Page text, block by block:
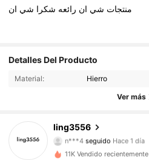
منتجات شي ان رائعه شكرا شي ان
Detalles Del Producto
Material: Hierro
Ver más
ling3556
4,91 208 Seguidores
n***4 seguido Hace 1 día
208 Seguidores
11K Vendido recientemente